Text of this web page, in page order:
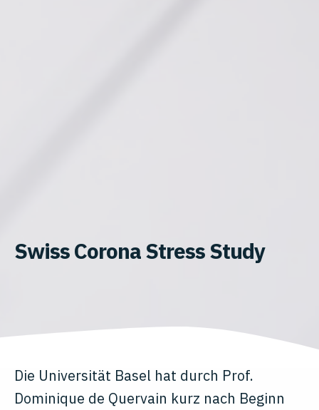
Swiss Corona Stress Study
Die Universität Basel hat durch Prof.
Dominique de Quervain kurz nach Beginn